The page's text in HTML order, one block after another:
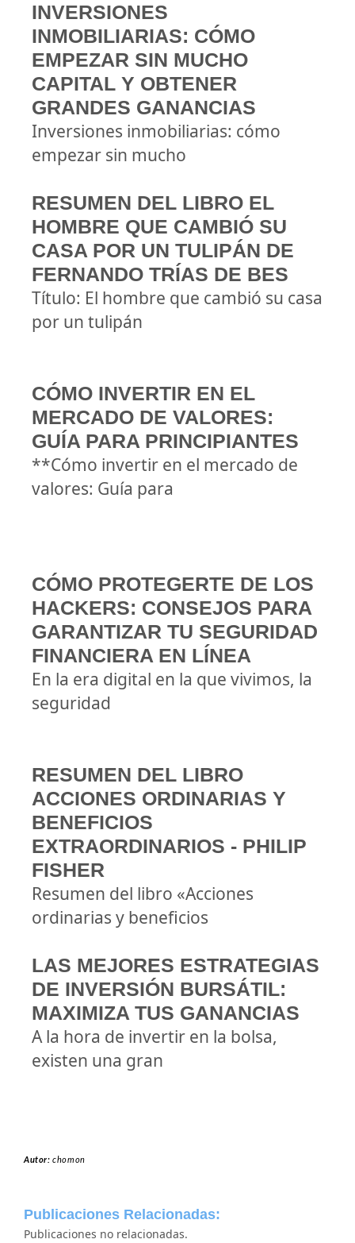
INVERSIONES
INMOBILIARIAS: CÓMO
EMPEZAR SIN MUCHO
CAPITAL Y OBTENER
GRANDES GANANCIAS
Inversiones inmobiliarias: cómo
empezar sin mucho
RESUMEN DEL LIBRO EL
HOMBRE QUE CAMBIÓ SU
CASA POR UN TULIPÁN DE
FERNANDO TRÍAS DE BES
Título: El hombre que cambió su casa
por un tulipán
CÓMO INVERTIR EN EL
MERCADO DE VALORES:
GUÍA PARA PRINCIPIANTES
**Cómo invertir en el mercado de
valores: Guía para
CÓMO PROTEGERTE DE LOS
HACKERS: CONSEJOS PARA
GARANTIZAR TU SEGURIDAD
FINANCIERA EN LÍNEA
En la era digital en la que vivimos, la
seguridad
RESUMEN DEL LIBRO
ACCIONES ORDINARIAS Y
BENEFICIOS
EXTRAORDINARIOS - PHILIP
FISHER
Resumen del libro «Acciones
ordinarias y beneficios
LAS MEJORES ESTRATEGIAS
DE INVERSIÓN BURSÁTIL:
MAXIMIZA TUS GANANCIAS
A la hora de invertir en la bolsa,
existen una gran
Autor:chomon
Publicaciones Relacionadas:
Publicaciones no relacionadas.